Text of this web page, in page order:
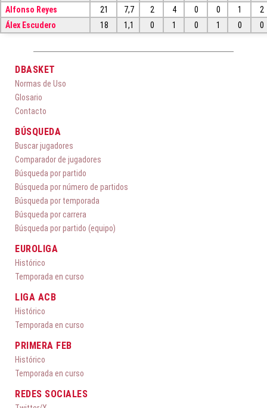
Alfonso Reyes
21 7,7 2 4 0 0 1
2
Álex Escudero
18 1,1 0 1 0 1 0 0
DBASKET
Normas de Uso
Glosario
Contacto
BÚSQUEDA
Buscar jugadores
Comparador de jugadores
Búsqueda por partido
Búsqueda por número de partidos
Búsqueda por temporada
Búsqueda por carrera
Búsqueda por partido (equipo)
EUROLIGA
Histórico
Temporada en curso
LIGA ACB
Histórico
Temporada en curso
PRIMERA FEB
Histórico
Temporada en curso
REDES SOCIALES